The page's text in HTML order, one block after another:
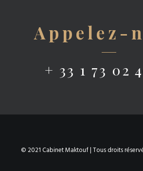
Appelez-
+ 33 1 73 02
© 2021 Cabinet Maktouf | Tous droits